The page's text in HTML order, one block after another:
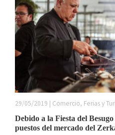
29/05/2019 | Comercio, Ferias y
Debido a la Fiesta del
puestos del mercado del